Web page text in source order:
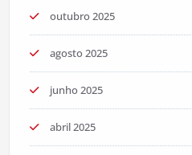
outubro 2025
agosto 2025
junho 2025
abril 2025